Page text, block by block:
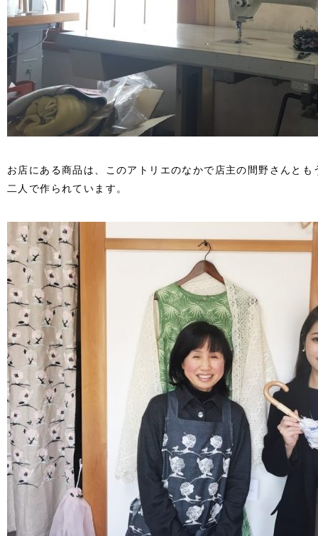
お店にある商品は、このアトリエのなかで店主の間野さんと
二人で作られています。